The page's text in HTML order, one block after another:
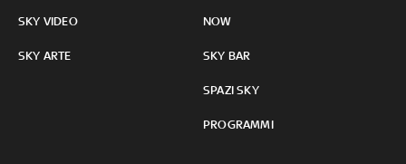
SKY VIDEO
SKY ARTE
NOW
SKY BAR
SPAZI SKY
PROGRAMMI